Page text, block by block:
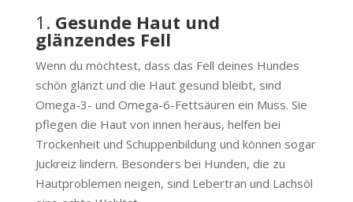
1. Gesunde Haut und
glänzendes Fell
Wenn du möchtest, dass das Fell deines Hundes
schön glänzt und die Haut gesund bleibt, sind
Omega-3- und Omega-6-Fettsäuren ein Muss. Sie
pflegen die Haut von innen heraus, helfen bei
Trockenheit und Schuppenbildung und können sogar
Juckreiz lindern. Besonders bei Hunden, die zu
Hautproblemen neigen, sind Lebertran und Lachsöl